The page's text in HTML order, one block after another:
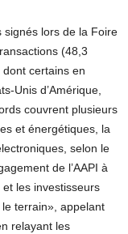
signés lors de la Foire
(48,3
certains en
Unis d’Amérique,
couvrent plusieurs
et énergétiques, la
selon le
de l’AAPI à
les investisseurs
terrain», appelant
relayant les